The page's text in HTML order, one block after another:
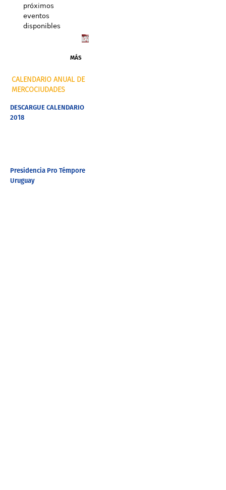
próximos
eventos
disponibles
MÁS
CALENDARIO ANUAL DE
MERCOCIUDADES
DESCARGUE CALENDARIO
2018
Presidencia Pro Témpore
Uruguay